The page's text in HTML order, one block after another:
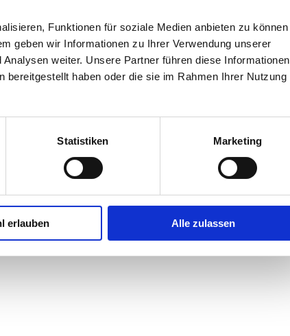
Funktionen für soziale Medien anbieten zu können
geben wir Informationen zu Ihrer Verwendung unserer
weiter. Unsere Partner führen diese Informationen
haben oder die sie im Rahmen Ihrer Nutzung
Statistiken Marketing
erlauben Alle zulassen